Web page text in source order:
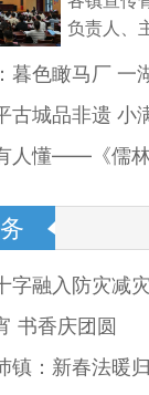
负责人、
暮色瞰马厂 一
古城品非遗 小
懂——《儒林外
融入防灾减灾大
书香庆团圆
：新春法暖归